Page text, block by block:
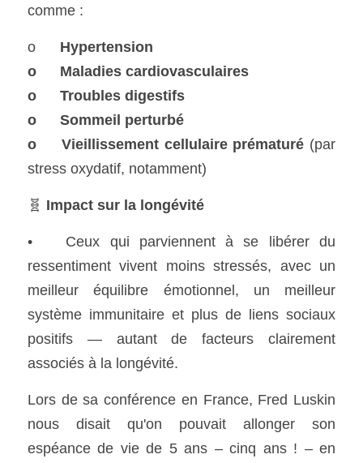
comme :
Hypertension
o	Maladies cardiovasculaires
o	Troubles digestifs
o	Sommeil perturbé
o	Vieillissement cellulaire prématuré (par
stress oxydatif, notamment)
🧬 Impact sur la longévité
•	Ceux qui parviennent à se libérer du
ressentiment vivent moins stressés, avec un
meilleur équilibre émotionnel, un meilleur
système immunitaire et plus de liens sociaux
positifs — autant de facteurs clairement
associés à la longévité.
Lors de sa conférence en France, Fred Luskin
nous disait qu'on pouvait allonger son
espéance de vie de 5 ans – cinq ans ! – en